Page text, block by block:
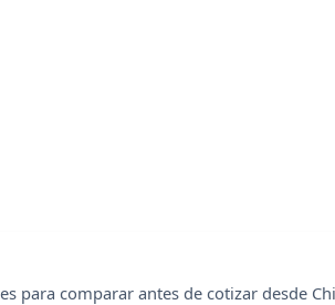
para comparar antes de cotizar desde